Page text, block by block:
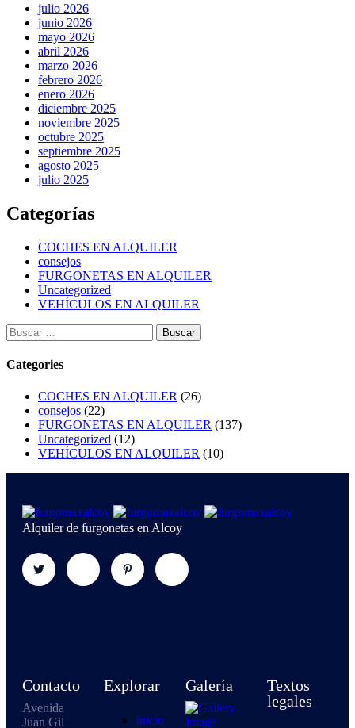
julio 2026
junio 2026
mayo 2026
abril 2026
marzo 2026
febrero 2026
enero 2026
diciembre 2025
noviembre 2025
octubre 2025
septiembre 2025
agosto 2025
julio 2025
Categorías
COCHES EN ALQUILER
consejos
FURGONETAS EN ALQUILER
Uncategorized
VEHÍCULOS EN ALQUILER
Categories
COCHES EN ALQUILER (26)
consejos (22)
FURGONETAS EN ALQUILER (137)
Uncategorized (12)
VEHÍCULOS EN ALQUILER (10)
Alquiler de furgonetas en Alcoy
Contacto
Avenida
Juan Gil
Explorar
Inicio
Galería
Textos
legales